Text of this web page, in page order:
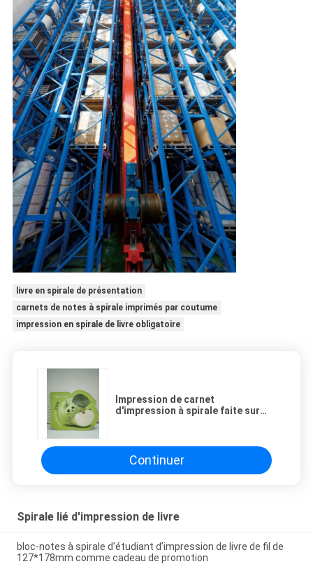
livre en spirale de présentation
carnets de notes à spirale imprimés par coutume
impression en spirale de livre obligatoire
Impression de carnet
d'impression à spirale faite sur
double
Continuer
Spirale lié d'impression de livre
bloc-notes à spirale d'étudiant d'impression de livre de fil de
127*178mm comme cadeau de promotion